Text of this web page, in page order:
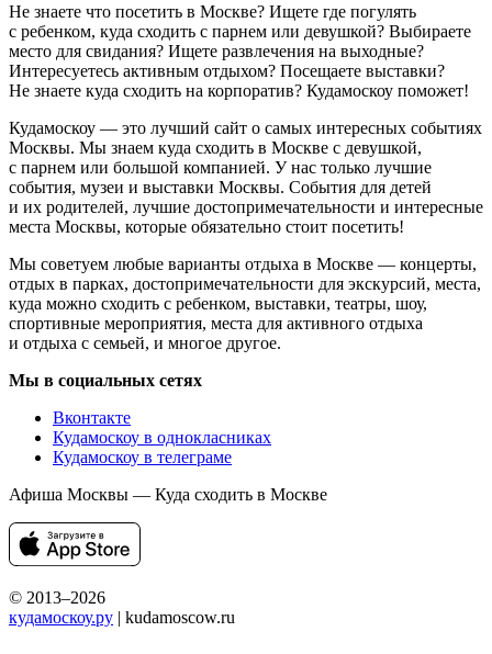
Не знаете что посетить в Москве? Ищете где погулять
с ребенком, куда сходить с парнем или девушкой? Выбираете
место для свидания? Ищете развлечения на выходные?
Интересуетесь активным отдыхом? Посещаете выставки?
Не знаете куда сходить на корпоратив? Кудамоскоу поможет!
Кудамоскоу — это лучший сайт о самых интересных событиях
Москвы. Мы знаем куда сходить в Москве с девушкой,
с парнем или большой компанией. У нас только лучшие
события, музеи и выставки Москвы. События для детей
и их родителей, лучшие достопримечательности и интересные
места Москвы, которые обязательно стоит посетить!
Мы советуем любые варианты отдыха в Москве — концерты,
отдых в парках, достопримечательности для экскурсий, места,
куда можно сходить с ребенком, выставки, театры, шоу,
спортивные мероприятия, места для активного отдыха
и отдыха с семьей, и многое другое.
Мы в социальных сетях
Вконтакте
Кудамоскоу в однокласниках
Кудамоскоу в телеграме
Афиша Москвы — Куда сходить в Москве
© 2013–2026
кудамоскоу.ру | kudamoscow.ru